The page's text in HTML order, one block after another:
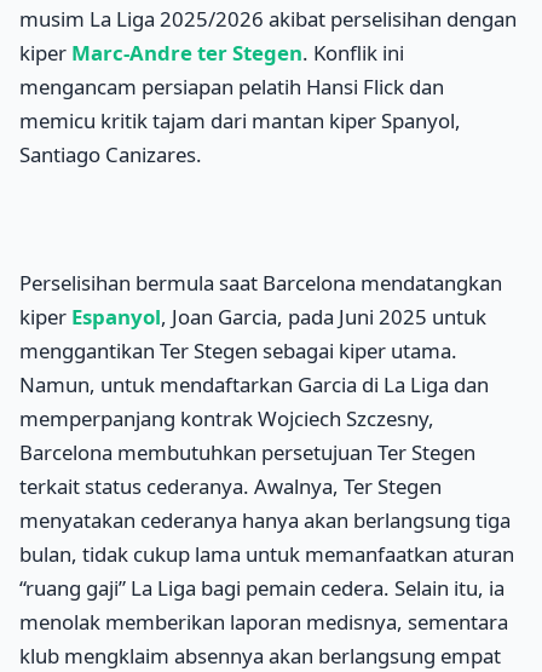
musim La Liga 2025/2026 akibat perselisihan dengan
kiper Marc-Andre ter Stegen. Konflik ini
mengancam persiapan pelatih Hansi Flick dan
memicu kritik tajam dari mantan kiper Spanyol,
Santiago Canizares.
Perselisihan bermula saat Barcelona mendatangkan
kiper Espanyol, Joan Garcia, pada Juni 2025 untuk
menggantikan Ter Stegen sebagai kiper utama.
Namun, untuk mendaftarkan Garcia di La Liga dan
memperpanjang kontrak Wojciech Szczesny,
Barcelona membutuhkan persetujuan Ter Stegen
terkait status cederanya. Awalnya, Ter Stegen
menyatakan cederanya hanya akan berlangsung tiga
bulan, tidak cukup lama untuk memanfaatkan aturan
“ruang gaji” La Liga bagi pemain cedera. Selain itu, ia
menolak memberikan laporan medisnya, sementara
klub mengklaim absennya akan berlangsung empat